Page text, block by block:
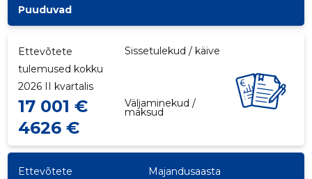
Puuduvad
Ettevõtete
tulemused kokku
2026 II kvartalis
Sissetulekud / käive
17 001 € Väljaminekud /
maksud
4626 €
Ettevõtete
Majandusaasta